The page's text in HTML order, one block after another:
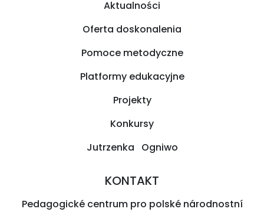
Aktualności
Oferta doskonalenia
Pomoce metodyczne
Platformy edukacyjne
Projekty
Konkursy
Jutrzenka Ogniwo
KONTAKT
Pedagogické centrum pro polské národnostní